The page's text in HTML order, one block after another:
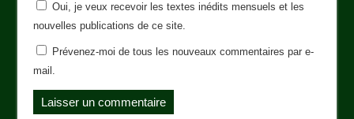
Oui, je veux recevoir les textes inédits mensuels et les
nouvelles publications de ce site.
Prévenez-moi de tous les nouveaux commentaires par e-
mail.